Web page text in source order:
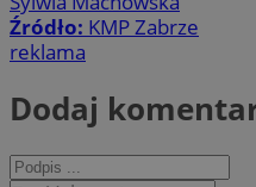
Źródło: KMP Zabrze
reklama
Dodaj